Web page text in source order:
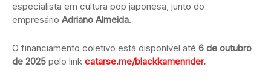
especialista em cultura pop japonesa, junto do
empresário Adriano Almeida.
O financiamento coletivo está disponível até 6 de outubro
de 2025 pelo link catarse.me/blackkamenrider.